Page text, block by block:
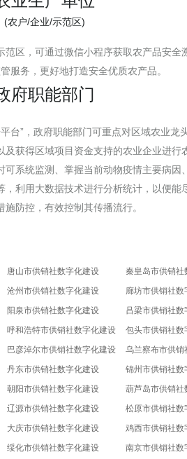
(农户/企业/示范区)
范区，可通过微信小程序获取农产品安全
服务，更好地打造安全优质农产品。
府职能部门
台”，政府职能部门可重点对区域农业龙
及获得区域项目资金支持的农业企业进行
可系统监测、掌握当前动物疫情主要病因
，利用大数据技术进行分析统计，以便能
施防控，有效控制其传播流行。
唐山市供销社数字化建设
秦皇岛市供销社
沧州市供销社数字化建设
廊坊市供销社数
阳泉市供销社数字化建设
吕梁市供销社数
呼和浩特市供销社数字化建设
包头市供销社数
巴彦淖尔市供销社数字化建设
乌兰察布市供销
丹东市供销社数字化建设
锦州市供销社数
朝阳市供销社数字化建设
葫芦岛市供销社
辽源市供销社数字化建设
松原市供销社数
大庆市供销社数字化建设
鸡西市供销社数
绥化市供销社数字化建设
南京市供销社数